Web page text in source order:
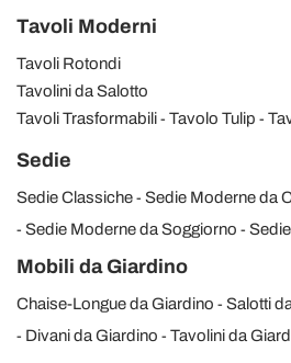
Tavoli Moderni
Tavoli Rotondi
Tavolini da Salotto
Tavoli Trasformabili
Tavolo Tulip
Sedie
Sedie Classiche
Sedie Moderne da
Sedie Moderne da Soggiorno
Mobili da Giardino
Chaise-Longue da Giardino
Salotti
Divani da Giardino
Tavolini da